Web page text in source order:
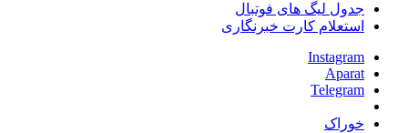
جدول لیگ های فوتبال
استعلام کارت خبرنگاری
Instagram
Aparat
Telegram
خوراک